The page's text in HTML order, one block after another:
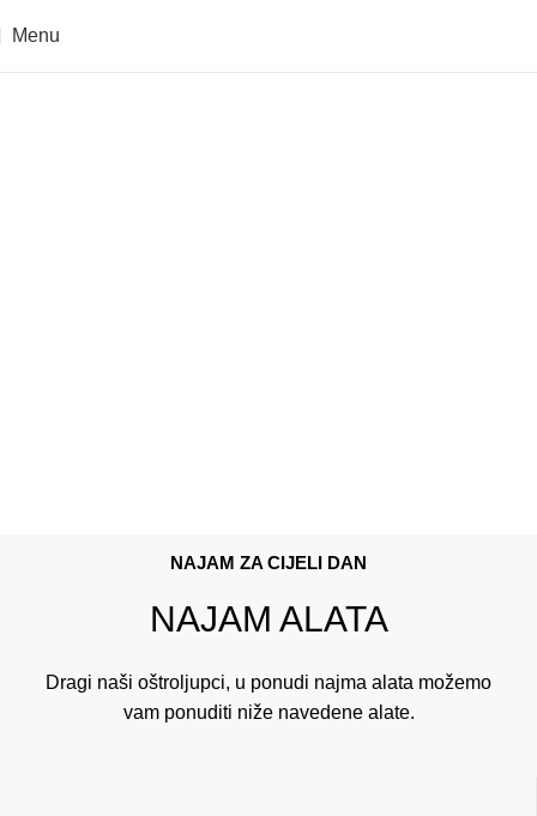
Menu
NAJAM ZA CIJELI DAN
NAJAM ALATA
Dragi naši oštroljupci, u ponudi najma alata možemo
vam ponuditi niže navedene alate.